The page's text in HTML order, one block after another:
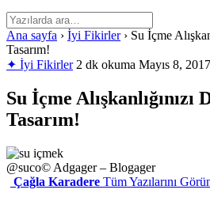
Ana sayfa › İyi Fikirler › Su İçme
Tasarım!
✦ İyi Fikirler 2 dk okuma Mayıs 8, 2017
Su İçme Alışkanlığınızı
Tasarım!
@suco© Adgager – Blogager
Çağla Karadere Tüm Yazılarını